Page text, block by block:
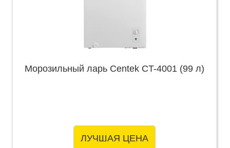
Морозильный ларь Centek CT-4001 (99 л)
ЛУЧШАЯ ЦЕНА